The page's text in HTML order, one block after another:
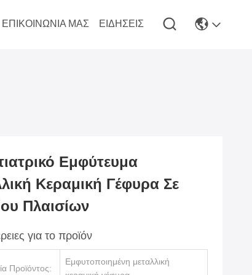
ΕΠΙΚΟΙΝΩΝΊΑ ΜΑΣ ΕΙΔΉΣΕΙΣ
Εμφύτευμα
Κεραμική Γέφυρα Σε
Πλαισίων
για το προϊόν
Προϊόντος:
Εμφυτοποιημένη μεταλλική